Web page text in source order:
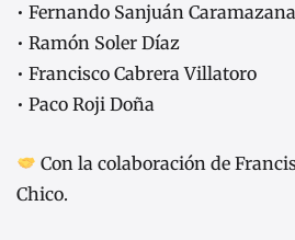
•⁠ ⁠Fernando Sanjuán Caramazana
•⁠ ⁠Ramón Soler Díaz
•⁠ ⁠Francisco Cabrera Villatoro
•⁠ ⁠Paco Roji Doña
Con la colaboración de
Chico.